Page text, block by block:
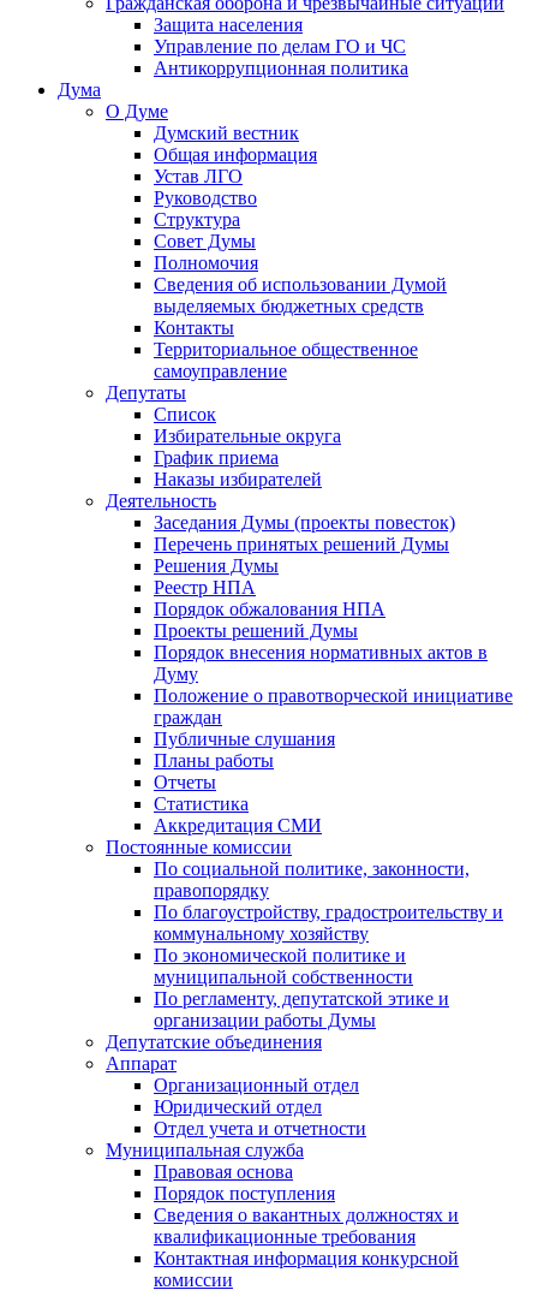
Защита населения
Управление по делам ГО и ЧС
Антикоррупционная политика
Дума
О Думе
Думский вестник
Общая информация
Устав ЛГО
Руководство
Структура
Совет Думы
Полномочия
Сведения об использовании Думой
выделяемых бюджетных средств
Контакты
Территориальное общественное
самоуправление
Депутаты
Список
Избирательные округа
График приема
Наказы избирателей
Деятельность
Заседания Думы (проекты повесток)
Перечень принятых решений Думы
Решения Думы
Реестр НПА
Порядок обжалования НПА
Проекты решений Думы
Порядок внесения нормативных актов в
Думу
Положение о правотворческой инициативе
граждан
Публичные слушания
Планы работы
Отчеты
Статистика
Аккредитация СМИ
Постоянные комиссии
По социальной политике, законности,
правопорядку
По благоустройству, градостроительству и
коммунальному хозяйству
По экономической политике и
муниципальной собственности
По регламенту, депутатской этике и
организации работы Думы
Депутатские объединения
Аппарат
Организационный отдел
Юридический отдел
Отдел учета и отчетности
Муниципальная служба
Правовая основа
Порядок поступления
Сведения о вакантных должностях и
квалификационные требования
Контактная информация конкурсной
комиссии